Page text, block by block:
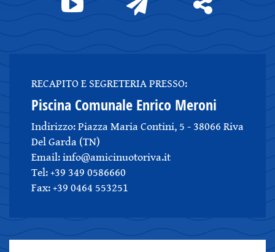
RECAPITO E SEGRETERIA PRESSO:
Piscina Comunale Enrico Meroni
Indirizzo: Piazza Maria Contini, 5 - 38066 Riva
Del Garda (TN)
Email: info@amicinuotoriva.it
Tel: +39 349 0586660
Fax: +39 0464 553251